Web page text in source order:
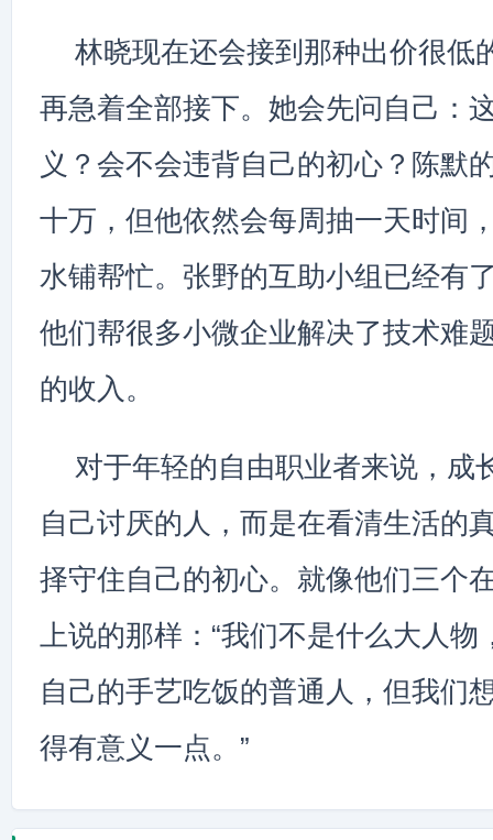
林晓现在还会接到那种出价很低
再急着全部接下。她会先问自己：
义？会不会违背自己的初心？陈默
十万，但他依然会每周抽一天时间
水铺帮忙。张野的互助小组已经有
他们帮很多小微企业解决了技术难
的收入。
对于年轻的自由职业者来说，成
自己讨厌的人，而是在看清生活的
择守住自己的初心。就像他们三个
上说的那样：“我们不是什么大人
自己的手艺吃饭的普通人，但我们
得有意义一点。”